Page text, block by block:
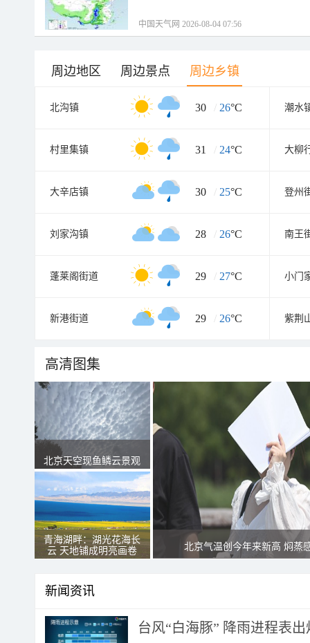
中国天气网 2026-08-04 07:56
周边地区 周边景点 周边乡镇
北沟镇 30 / 26°C 潮水
村里集镇 31 / 24°C 大柳
大辛店镇 30 / 25°C 登州
刘家沟镇 28 / 26°C 南王
蓬莱阁街道 29 / 27°C 小门
新港街道 29 / 26°C 紫荆
高清图集
北京天空现鱼鳞云景观
青海湖畔：湖光花海长
云 天地铺成明亮画卷
北京气温创今年来新高 焖蒸
新闻资讯
台风“白海豚” 降雨进程表